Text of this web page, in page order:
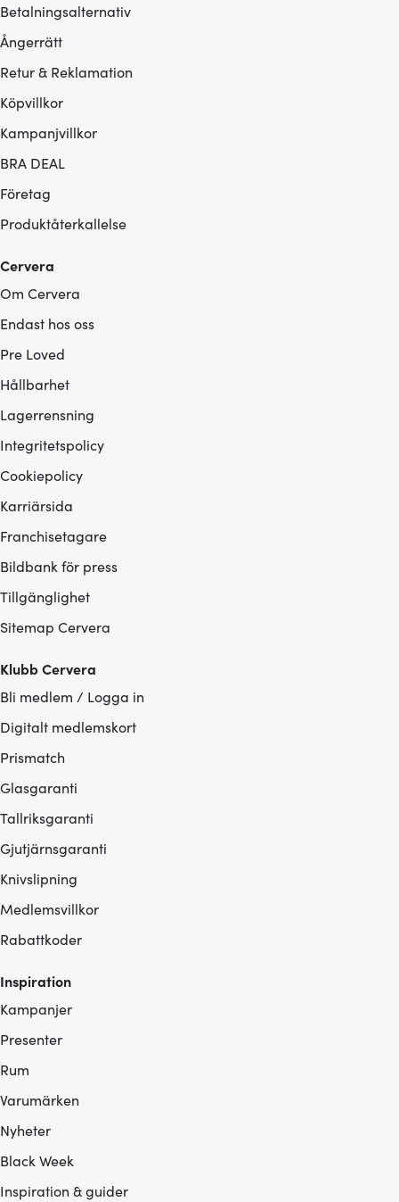
Betalningsalternativ
Ångerrätt
Retur & Reklamation
Köpvillkor
Kampanjvillkor
BRA DEAL
Företag
Produktåterkallelse
Cervera
Om Cervera
Endast hos oss
Pre Loved
Hållbarhet
Lagerrensning
Integritetspolicy
Cookiepolicy
Karriärsida
Franchisetagare
Bildbank för press
Tillgänglighet
Sitemap Cervera
Klubb Cervera
Bli medlem / Logga in
Digitalt medlemskort
Prismatch
Glasgaranti
Tallriksgaranti
Gjutjärnsgaranti
Knivslipning
Medlemsvillkor
Rabattkoder
Inspiration
Kampanjer
Presenter
Rum
Varumärken
Nyheter
Black Week
Inspiration & guider